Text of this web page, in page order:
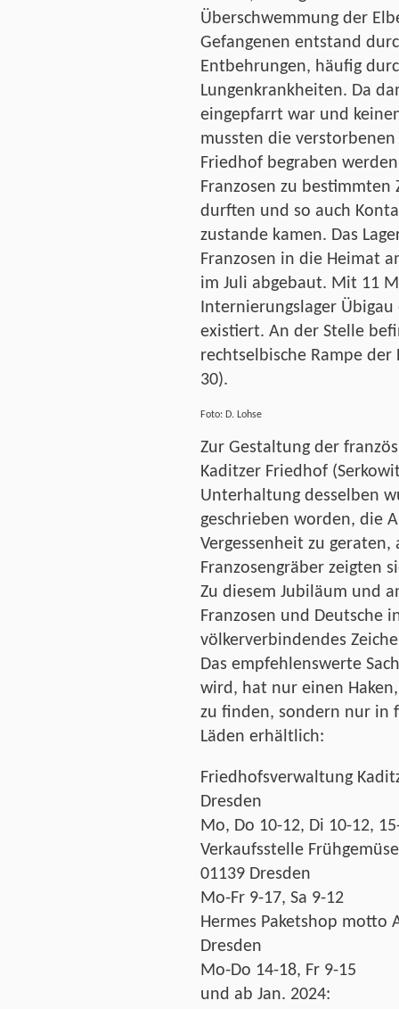
Überschwemmung der
Gefangenen entstand
Entbehrungen, häufig
Lungenkrankheiten. Da
eingepfarrt war und
mussten die
Friedhof begraben
Franzosen zu bestimmten
durften und so auch
zustande kamen. Das
Franzosen in die Heimat
im Juli abgebaut. Mit 11
Internierungslager
existiert. An der Stelle
rechtselbische Rampe
30).
Foto: D. Lohse
Zur Gestaltung der
Kaditzer Friedhof
Unterhaltung desselben
geschrieben worden, die
Vergessenheit zu
Franzosengräber zeigten
Zu diesem Jubiläum und
Franzosen und Deutsche
völkerverbindendes
Das empfehlenswerte
wird, hat nur einen
zu finden, sondern nur in
Läden erhältlich:
Friedhofsverwaltung
Dresden
Mo, Do 10-12, Di 10-12,
Verkaufsstelle
01139 Dresden
Mo-Fr 9-17, Sa 9-12
Hermes Paketshop motto
Dresden
Mo-Do 14-18, Fr 9-15
und ab Jan. 2024: